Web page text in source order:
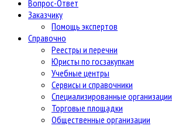
Вопрос-Ответ
Заказчику
Помощь экспертов
Справочно
Реестры и перечни
Юристы по госзакупкам
Учебные центры
Сервисы и справочники
Специализированные организации
Торговые площадки
Общественные организации